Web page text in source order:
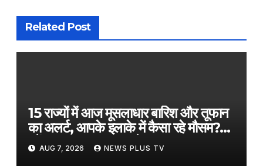
Related Post
15 राज्यों में आज मूसलाधार बारिश और तूफान
का अलर्ट, आपके इलाके में कैसा रहे मौसम?
पढ़ें IMD का ताजा अपडेट​on August
7, 2026 at 1:18 am
AUG 7, 2026 NEWS PLUS TV